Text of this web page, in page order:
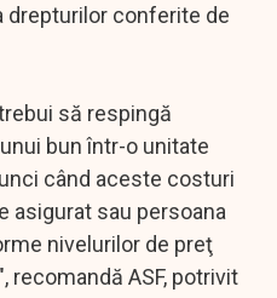
drepturilor conferite de
să respingă
bun într-o unitate
când aceste costuri
asigurat sau persoana
nivelurilor de preţ
recomandă ASF, potrivit